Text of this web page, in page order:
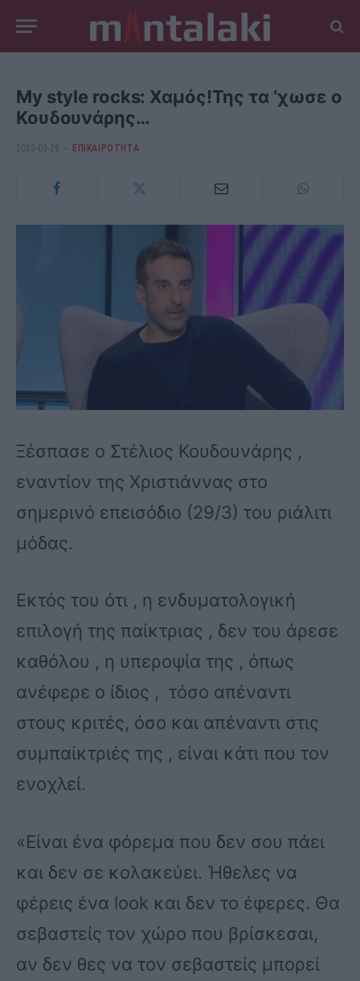
My style rocks: Χαμός!Της τα ‘χωσε ο
Κουδουνάρης…
2023-03-29 ΕΠΙΚΑΙΡΟΤΗΤΑ
Ξέσπασε ο Στέλιος Κουδουνάρης ,
εναντίον της Χριστιάννας στο
σημερινό επεισόδιο (29/3) του ριάλιτι
μόδας.
Εκτός του ότι , η ενδυματολογική
επιλογή της παίκτριας , δεν του άρεσε
καθόλου , η υπεροψία της , όπως
ανέφερε ο ίδιος , τόσο απέναντι
στους κριτές, όσο και απέναντι στις
συμπαίκτριές της , είναι κάτι που τον
ενοχλεί.
«Είναι ένα φόρεμα που δεν σου πάει
και δεν σε κολακεύει. Ήθελες να
φέρεις ένα look και δεν το έφερες. Θα
σεβαστείς τον χώρο που βρίσκεσαι,
αν δεν θες να τον σεβαστείς μπορεί